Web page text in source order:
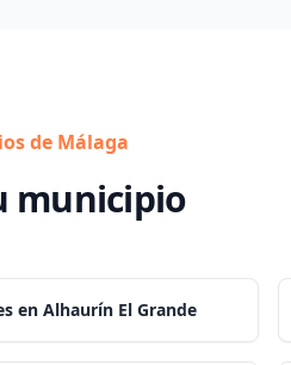
de Málaga
municipio
en Alhaurín El Grande